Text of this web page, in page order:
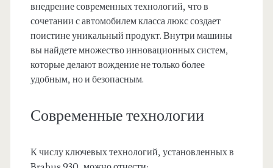
внедрение современных технологий, что в
сочетании с автомобилем класса люкс создает
поистине уникальный продукт. Внутри машины
вы найдете множество инновационных систем,
которые делают вождение не только более
удобным, но и безопасным.
Современные технологии
К числу ключевых технологий, установленных в